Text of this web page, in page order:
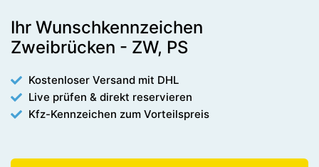
Ihr Wunschkennzeichen
Zweibrücken - ZW, PS
Kostenloser Versand mit DHL
Live prüfen & direkt reservieren
Kfz-Kennzeichen zum Vorteilspreis